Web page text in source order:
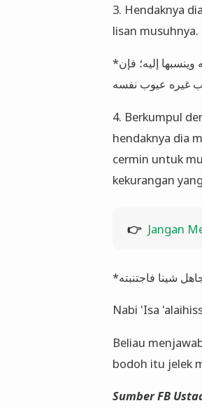
3. Hendaknya
lisan musuhnya.
*الطريق الرابع : أن يخالط الناس، فكل ما رآه مذموما فيما بين الخلق فليطالب نفسه به وينسبها إليه؛ فإن
4. Berkumpul
hendaknya dia
cermin untuk
kekurangan
👉 Jangan
Nabi 'Isa
Beliau
bodoh itu jelek
Sumber FB